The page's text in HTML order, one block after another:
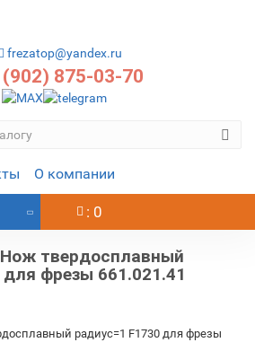
frezatop@yandex.ru
+7 (902) 875-03-70
О компании
: 0
Нож твердосплавный
фрезы 661.021.41
радиус=1 F1730 для фрезы